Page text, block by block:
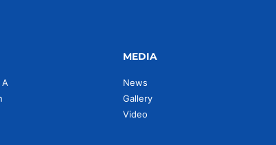
MEDIA
News
Gallery
Video